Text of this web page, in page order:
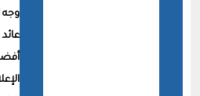
وجه
عائد